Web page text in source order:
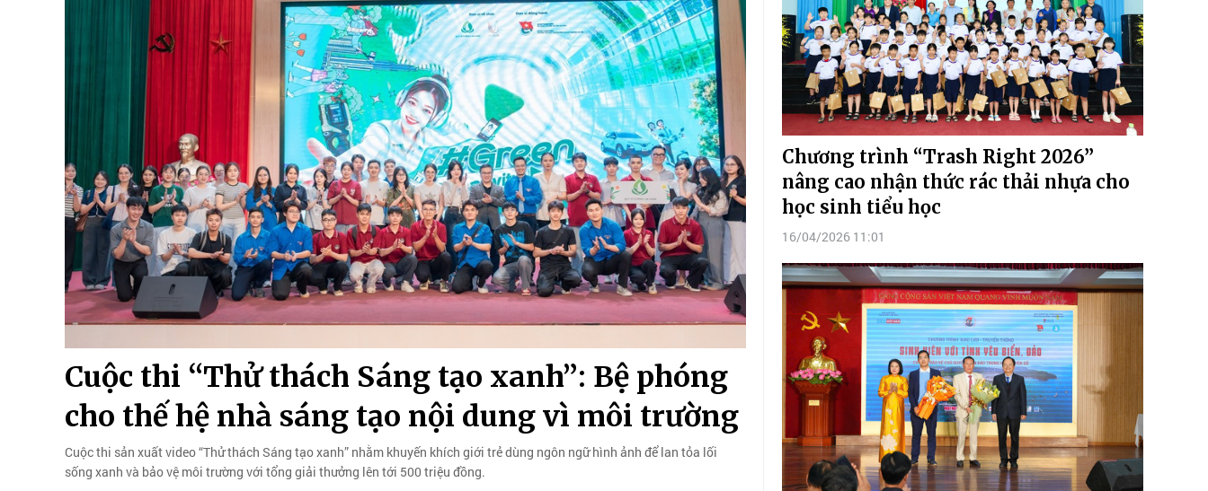
Cuộc thi “Thử thách Sáng tạo xanh”: Bệ phóng
cho thế hệ nhà sáng tạo nội dung vì môi trường
Cuộc thi sản xuất video “Thử thách Sáng tạo xanh” nhằm khuyến khích giới trẻ dùng ngôn ngữ hình ảnh để lan tỏa lối
sống xanh và bảo vệ môi trường với tổng giải thưởng lên tới 500 triệu đồng.
Chương trình “Trash Right 2026”
nâng cao nhận thức rác thải nhựa cho
học sinh tiểu học
16/04/2026 11:01